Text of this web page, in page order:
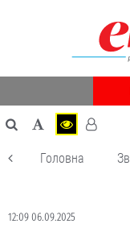
Головна
12:09 06.09.2025